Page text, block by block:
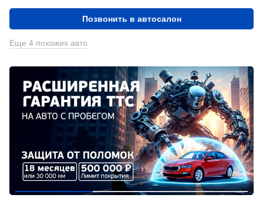
Позвонить в автосалон
Еще 4 похожих авто